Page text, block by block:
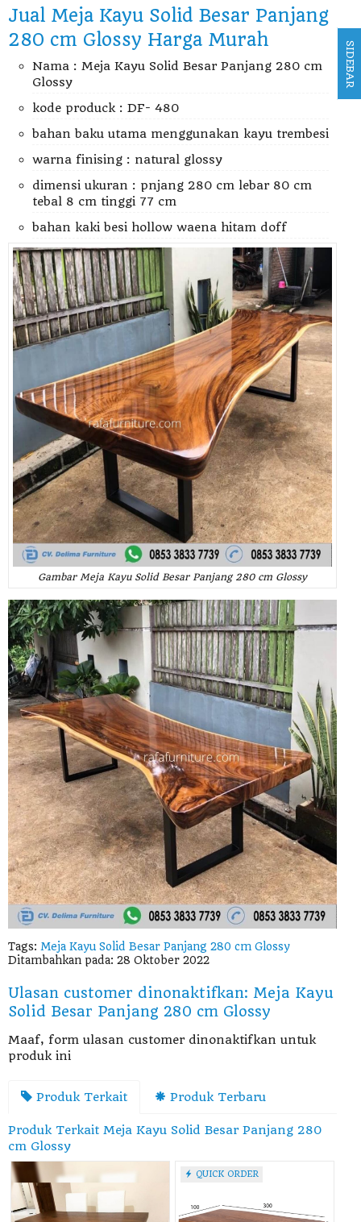
Jual Meja Kayu Solid Besar Panjang
280 cm Glossy Harga Murah
Nama : Meja Kayu Solid Besar Panjang 280 cm
Glossy
kode produck : DF- 480
bahan baku utama menggunakan kayu trembesi
warna finising : natural glossy
dimensi ukuran : pnjang 280 cm lebar 80 cm
tebal 8 cm tinggi 77 cm
bahan kaki besi hollow waena hitam doff
Gambar Meja Kayu Solid Besar Panjang 280 cm Glossy
Tags: Meja Kayu Solid Besar Panjang 280 cm Glossy
Ditambahkan pada: 28 Oktober 2022
Ulasan customer dinonaktifkan: Meja Kayu
Solid Besar Panjang 280 cm Glossy
Maaf, form ulasan customer dinonaktifkan untuk
produk ini
Produk Terkait Produk Terbaru
Produk Terkait Meja Kayu Solid Besar Panjang 280
cm Glossy
QUICK ORDER
SIDEBAR